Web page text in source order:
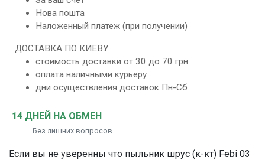
Нова пошта
Наложенный платеж (при получении)
ДОСТАВКА ПО КИЕВУ
стоимость доставки от 30 до 70 грн.
оплата наличными курьеру
дни осуществления доставок Пн-Сб
14 ДНЕЙ НА ОБМЕН
Без лишних вопросов
Если вы не уверенны что пыльник шрус (к-кт) Febi 03